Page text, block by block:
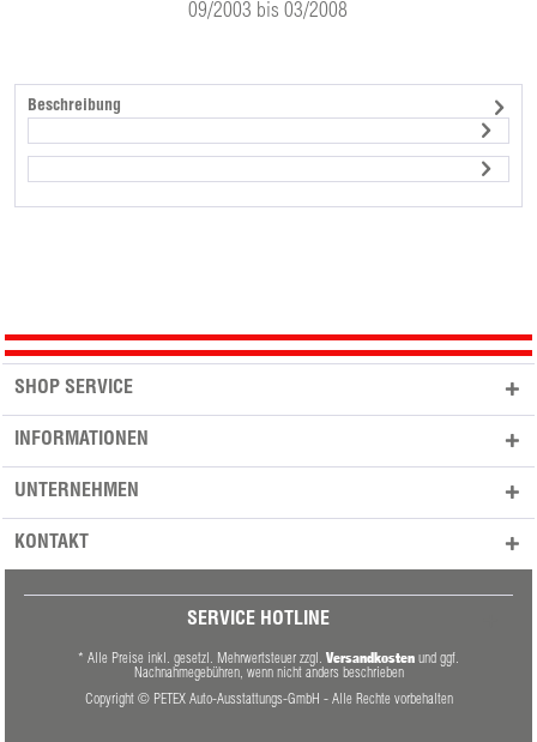
09/2003 bis 03/2008
Beschreibung
SHOP SERVICE
INFORMATIONEN
UNTERNEHMEN
KONTAKT
SERVICE HOTLINE
* Alle Preise inkl. gesetzl. Mehrwertsteuer zzgl. Versandkosten und ggf.
Nachnahmegebühren, wenn nicht anders beschrieben
Copyright © PETEX Auto-Ausstattungs-GmbH - Alle Rechte vorbehalten